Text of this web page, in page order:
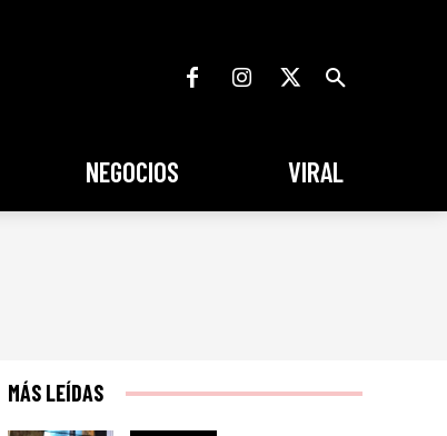
NEGOCIOS VIRAL
MÁS LEÍDAS